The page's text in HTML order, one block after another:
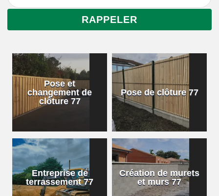
Pose et
changement de
clôture 77
Pose de clôture 77
Entreprise de
terrassement 77
Création de murets
et murs 77